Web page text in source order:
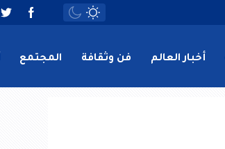
أخبار العالم فن وثقافة المجتمع